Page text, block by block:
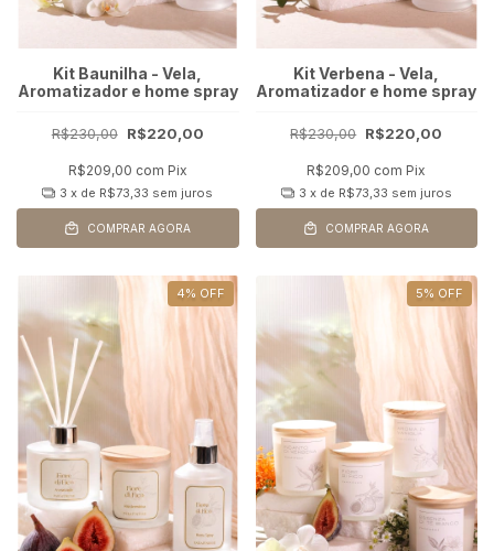
Kit Baunilha - Vela,
Aromatizador e home spray
R$230,00 R$220,00
R$209,00 com Pix
3 x de R$73,33 sem juros
COMPRAR AGORA
Kit Verbena - Vela,
Aromatizador e home spray
R$230,00 R$220,00
R$209,00 com Pix
3 x de R$73,33 sem juros
COMPRAR AGORA
4% OFF 5% OFF